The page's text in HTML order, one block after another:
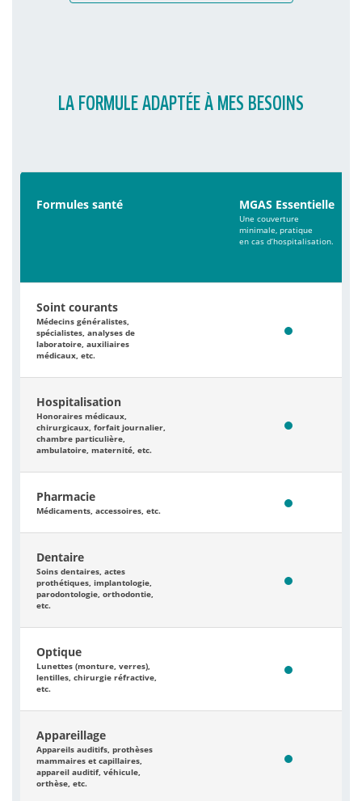
LA FORMULE ADAPTÉE À MES BESOINS
Formules santé MGAS Essentielle
Une couverture
minimale, pratique
en cas d’hospitalisation.
Soint courants
Médecins généralistes,
spécialistes, analyses de
laboratoire, auxiliaires
médicaux, etc.
Hospitalisation
Honoraires médicaux,
chirurgicaux, forfait journalier,
chambre particulière,
ambulatoire, maternité, etc.
Pharmacie
Médicaments, accessoires, etc.
Dentaire
Soins dentaires, actes
prothétiques, implantologie,
parodontologie, orthodontie,
etc.
Optique
Lunettes (monture, verres),
lentilles, chirurgie réfractive,
etc.
Appareillage
Appareils auditifs, prothèses
mammaires et capillaires,
appareil auditif, véhicule,
orthèse, etc.